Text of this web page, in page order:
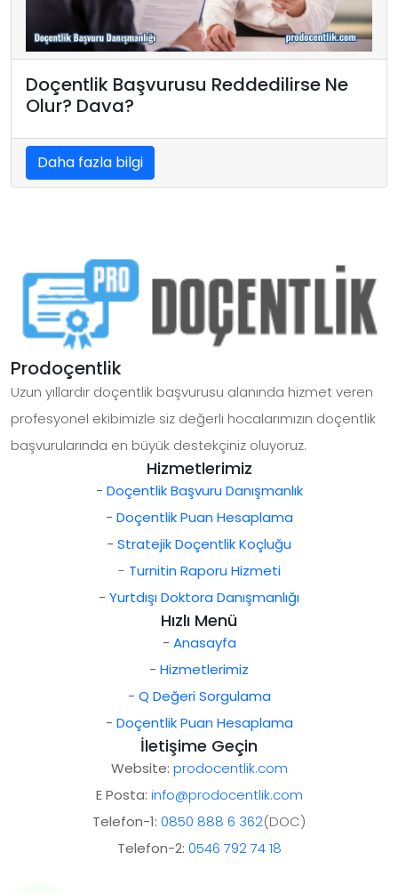
Doçentlik Başvurusu Reddedilirse Ne
Olur? Dava?
Daha fazla bilgi
Prodoçentlik
Uzun yıllardır doçentlik başvurusu alanında hizmet veren
profesyonel ekibimizle siz değerli hocalarımızın doçentlik
başvurularında en büyük destekçiniz oluyoruz.
Hizmetlerimiz
- Doçentlik Başvuru Danışmanlık
- Doçentlik Puan Hesaplama
- Stratejik Doçentlik Koçluğu
- Turnitin Raporu Hizmeti
- Yurtdışı Doktora Danışmanlığı
Hızlı Menü
- Anasayfa
- Hizmetlerimiz
- Q Değeri Sorgulama
- Doçentlik Puan Hesaplama
İletişime Geçin
Website: prodocentlik.com
E Posta: info@prodocentlik.com
Telefon-1: 0850 888 6 362(DOC)
Telefon-2: 0546 792 74 18